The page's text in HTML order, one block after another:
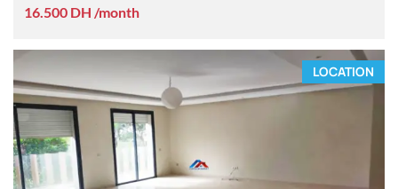
16.500 DH /month
LOCATION